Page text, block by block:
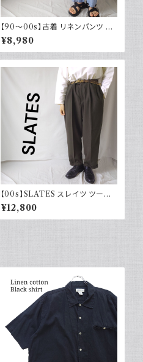
【90～00s】古着 リネンパンツ ス
トライプ ライトブルー 夏 スラック
ス
¥8,980
【00s】SLATES スレイツ ツータッ
ク スラックス リーバイス Levi's
カーキグリーン 古着
¥12,800